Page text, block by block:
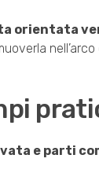
orientata
nell’arco
e parti